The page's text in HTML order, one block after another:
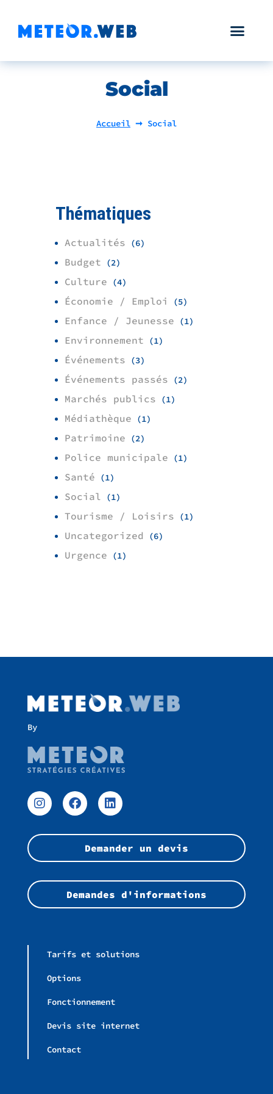
Social
Accueil ➞ Social
Thématiques
Actualités (6)
Budget (2)
Culture (4)
Économie / Emploi (5)
Enfance / Jeunesse (1)
Environnement (1)
Événements (3)
Événements passés (2)
Marchés publics (1)
Médiathèque (1)
Patrimoine (2)
Police municipale (1)
Santé (1)
Social (1)
Tourisme / Loisirs (1)
Uncategorized (6)
Urgence (1)
By
Demander un devis
Demandes d'informations
Tarifs et solutions​
Options
Fonctionnement
Devis site internet
Contact